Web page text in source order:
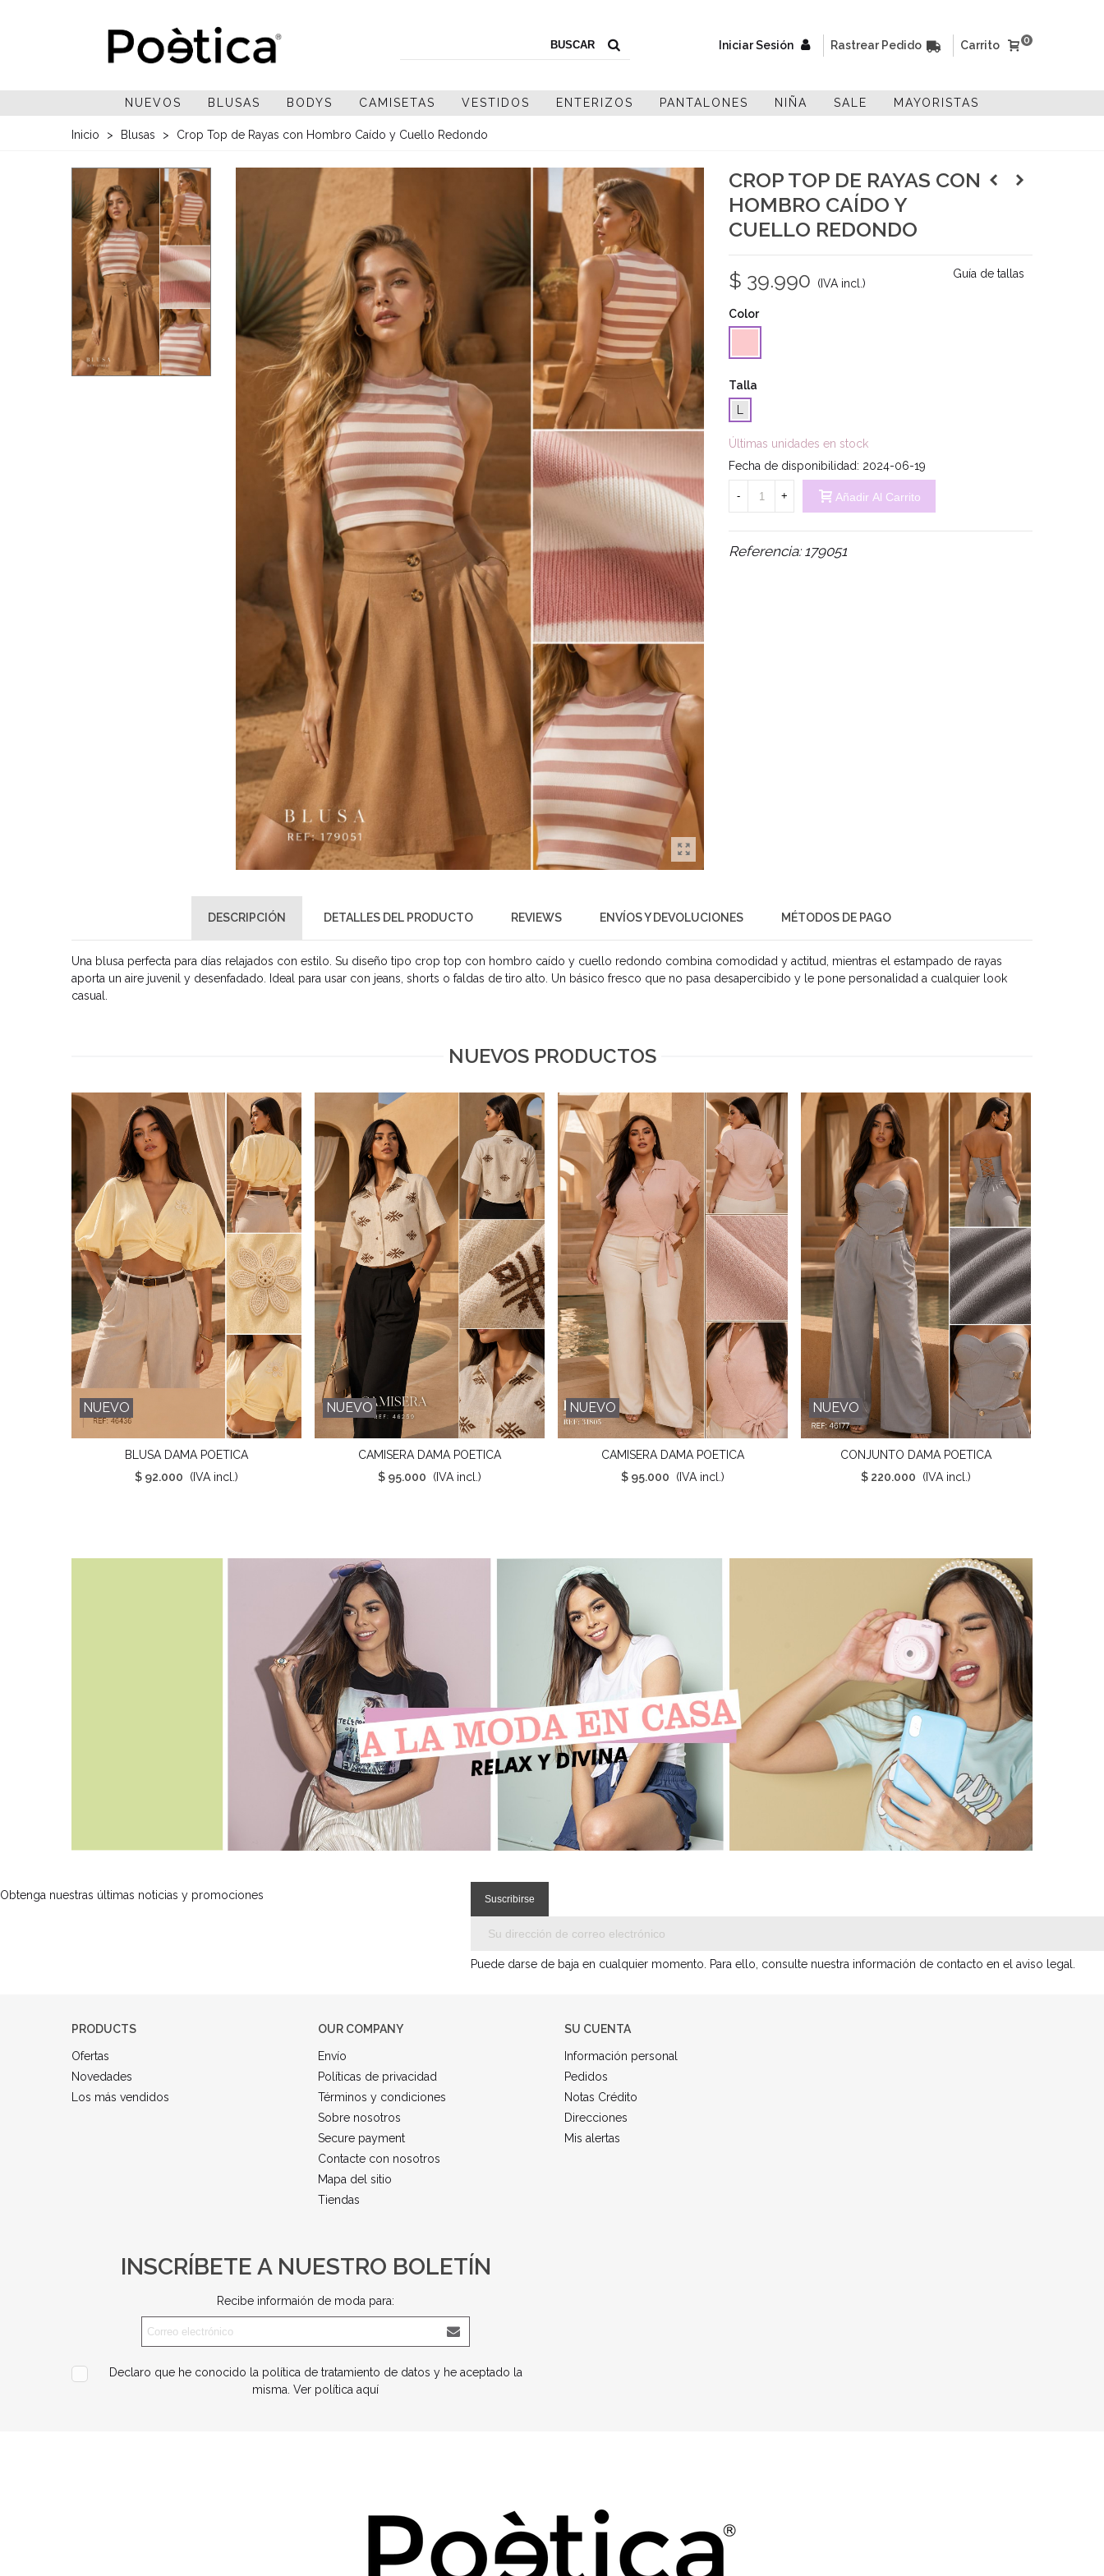
Iniciar Sesión Rastrear Pedido 0
Carrito
NUEVOS BLUSAS BODYS CAMISETAS VESTIDOS ENTERIZOS PANTALONES NIÑA SALE MAYORISTAS
Inicio > Blusas > Crop Top de Rayas con Hombro Caído y Cuello Redondo
CROP TOP DE RAYAS CON
HOMBRO CAÍDO Y
CUELLO REDONDO
$ 39.990 (IVA incl.)
Guía de tallas
Color
Talla
Últimas unidades en stock
Fecha de disponibilidad: 2024-06-19
- + Añadir Al Carrito
Referencia: 179051
DESCRIPCIÓN DETALLES DEL PRODUCTO REVIEWS ENVÍOS Y DEVOLUCIONES MÉTODOS DE PAGO
Una blusa perfecta para días relajados con estilo. Su diseño tipo crop top con hombro caído y cuello redondo combina comodidad y actitud, mientras el estampado de rayas
aporta un aire juvenil y desenfadado. Ideal para usar con jeans, shorts o faldas de tiro alto. Un básico fresco que no pasa desapercibido y le pone personalidad a cualquier look
casual.
NUEVOS PRODUCTOS
NUEVO
Favorito
BLUSA DAMA POETICA
$ 92.000
(IVA incl.)
NUEVO
Favorito
CAMISERA DAMA POETICA
$ 95.000
(IVA incl.)
NUEVO
Favorito
CAMISERA DAMA POETICA
$ 95.000
(IVA incl.)
NUEVO
Favorito
CONJUNTO DAMA POETICA
$ 220.000
(IVA incl.)
Obtenga nuestras últimas noticias y promociones
Puede darse de baja en cualquier momento. Para ello, consulte nuestra información de contacto en el aviso legal.
PRODUCTS
Ofertas
Novedades
Los más vendidos
OUR COMPANY
Envío
Políticas de privacidad
Términos y condiciones
Sobre nosotros
Secure payment
Contacte con nosotros
Mapa del sitio
Tiendas
SU CUENTA
Información personal
Pedidos
Notas Crédito
Direcciones
Mis alertas
INSCRÍBETE A NUESTRO BOLETÍN
Recibe informaión de moda para:
Declaro que he conocido la política de tratamiento de datos y he aceptado la
misma. Ver política aquí